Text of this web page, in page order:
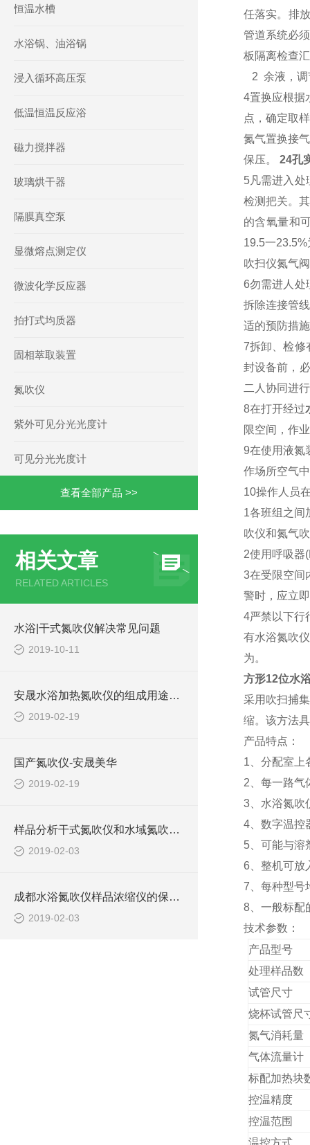
恒温水槽
水浴锅、油浴锅
浸入循环高压泵
低温恒温反应浴
磁力搅拌器
玻璃烘干器
隔膜真空泵
显微熔点测定仪
微波化学反应器
拍打式均质器
固相萃取装置
氮吹仪
紫外可见分光光度计
可见分光光度计
查看全部产品 >>
相关文章
RELATED ARTICLES
水浴|干式氮吹仪解决常见问题
2019-10-11
安晟水浴加热氮吹仪的组成用途及原理介绍
2019-02-19
国产氮吹仪-安晟美华
2019-02-19
样品分析干式氮吹仪和水域氮吹仪主要区别有哪些
2019-02-03
成都水浴氮吹仪样品浓缩仪的保养方法
2019-02-03
任落实。排
管道系统必
板隔离检查
2 余液，调
4置换应根据
点，确定取
氮气置换接
保压。 24孔
5凡需进入处
检测把关。
的含氧量和
19.5一
吹扫仪氮气
6勿需进人处
拆除连接管
适的预防措
7拆卸、检修
封设备前，
二人协同进
8在打开经过
限空间，作
9在使用液氮
作场所空气
10操作人员
1各班组之间
吹仪和氮气
2使用呼吸器
3在受限空间
警时，应立
4严禁以下行
有水浴氮吹
为。
方形12位水
采用吹扫捕
缩。该方法
产品特点：
1、分配室上
2、每一路气
3、水浴氮吹
4、数字温控
5、可能与溶
6、整机可放
7、每种型号
8、一般标配
技术参数：
产品型号
处理样品数
试管尺寸
烧杯试管尺
氮气消耗量
气体流量计
标配加热块
控温精度
控温范围
温控方式